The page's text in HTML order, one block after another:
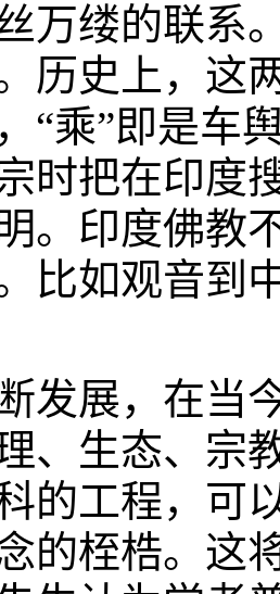
万缕的联系
历史上，这
“乘”即是车
时把在印度
。印度佛教
比如观音到
发展，在当
、生态、宗
的工程，可
的桎梏。这